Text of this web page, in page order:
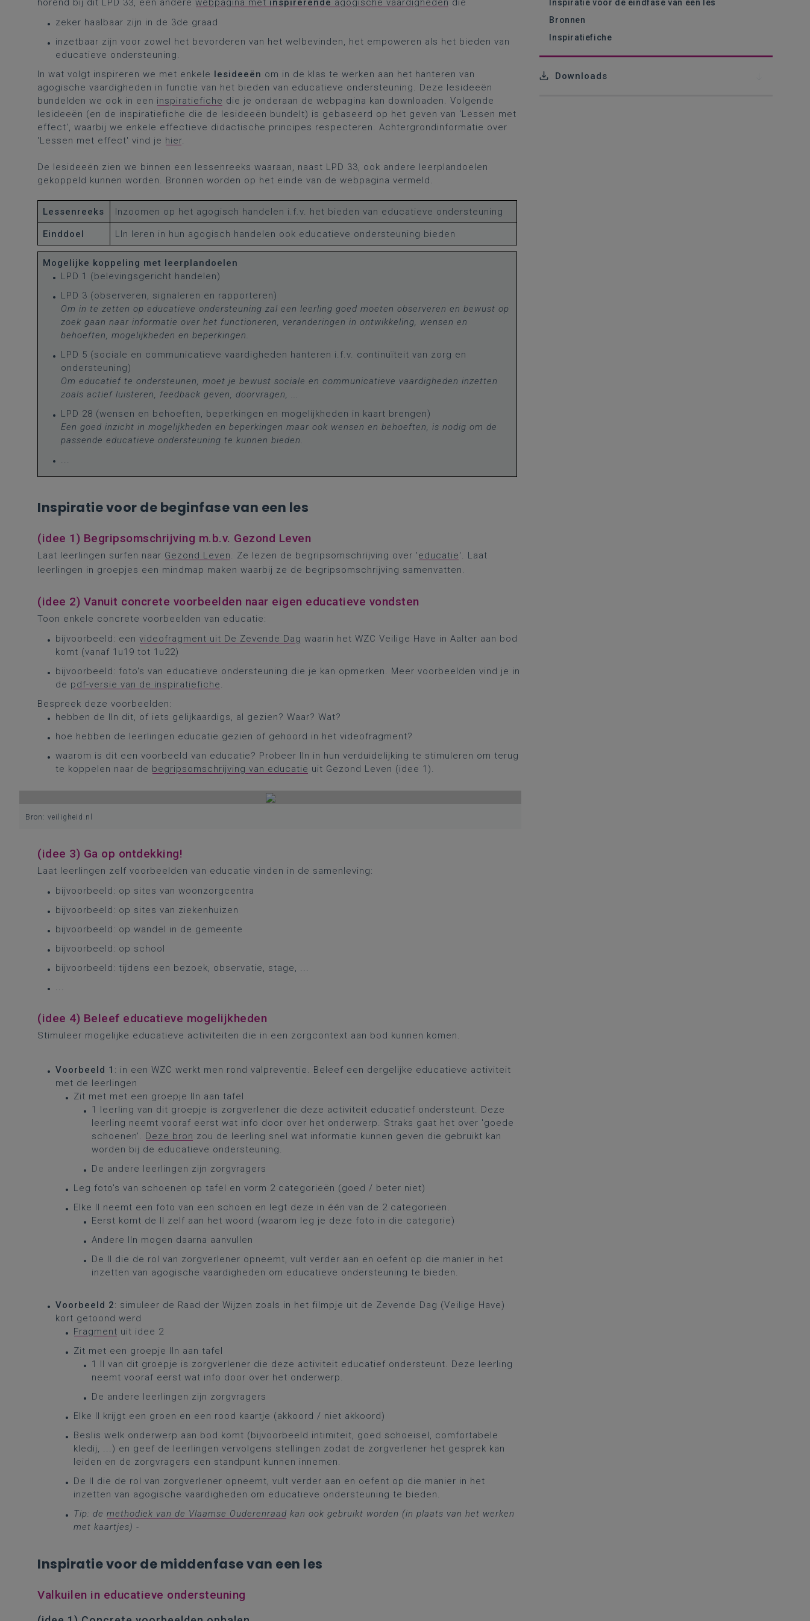
Inspiratie voor de eindfase van een les
Bronnen
Inspiratiefiche
Downloads
horend bij dit LPD 33, een andere webpagina met inspirerende agogische vaardigheden die
zeker haalbaar zijn in de 3de graad
inzetbaar zijn voor zowel het bevorderen van het welbevinden, het empoweren als het bieden van
educatieve ondersteuning.
In wat volgt inspireren we met enkele lesideeën om in de klas te werken aan het hanteren van
agogische vaardigheden in functie van het bieden van educatieve ondersteuning. Deze lesideeën
bundelden we ook in een inspiratiefiche die je onderaan de webpagina kan downloaden. Volgende
lesideeën (en de inspiratiefiche die de lesideeën bundelt) is gebaseerd op het geven van 'Lessen met
effect', waarbij we enkele effectieve didactische principes respecteren. Achtergrondinformatie over
'Lessen met effect' vind je hier.
De lesideeën zien we binnen een lessenreeks waaraan, naast LPD 33, ook andere leerplandoelen
gekoppeld kunnen worden. Bronnen worden op het einde van de webpagina vermeld.
Lessenreeks Inzoomen op het agogisch handelen i.f.v. het bieden van educatieve ondersteuning
Einddoel Lln leren in hun agogisch handelen ook educatieve ondersteuning bieden
Mogelijke koppeling met leerplandoelen
LPD 1 (belevingsgericht handelen)
LPD 3 (observeren, signaleren en rapporteren)
Om in te zetten op educatieve ondersteuning zal een leerling goed moeten observeren en bewust op
zoek gaan naar informatie over het functioneren, veranderingen in ontwikkeling, wensen en
behoeften, mogelijkheden en beperkingen.
LPD 5 (sociale en communicatieve vaardigheden hanteren i.f.v. continuïteit van zorg en
ondersteuning)
Om educatief te ondersteunen, moet je bewust sociale en communicatieve vaardigheden inzetten
zoals actief luisteren, feedback geven, doorvragen, ...
LPD 28 (wensen en behoeften, beperkingen en mogelijkheden in kaart brengen)
Een goed inzicht in mogelijkheden en beperkingen maar ook wensen en behoeften, is nodig om de
passende educatieve ondersteuning te kunnen bieden.
...
Inspiratie voor de beginfase van een les
(idee 1) Begripsomschrijving m.b.v. Gezond Leven
Laat leerlingen surfen naar Gezond Leven. Ze lezen de begripsomschrijving over 'educatie'. Laat
leerlingen in groepjes een mindmap maken waarbij ze de begripsomschrijving samenvatten.
(idee 2) Vanuit concrete voorbeelden naar eigen educatieve vondsten
Toon enkele concrete voorbeelden van educatie:
bijvoorbeeld: een videofragment uit De Zevende Dag waarin het WZC Veilige Have in Aalter aan bod
komt (vanaf 1u19 tot 1u22)
bijvoorbeeld: foto's van educatieve ondersteuning die je kan opmerken. Meer voorbeelden vind je in
de pdf-versie van de inspiratiefiche.
Bespreek deze voorbeelden:
hebben de lln dit, of iets gelijkaardigs, al gezien? Waar? Wat?
hoe hebben de leerlingen educatie gezien of gehoord in het videofragment?
waarom is dit een voorbeeld van educatie? Probeer lln in hun verduidelijking te stimuleren om terug
te koppelen naar de begripsomschrijving van educatie uit Gezond Leven (idee 1).
Bron: veiligheid.nl
(idee 3) Ga op ontdekking!
Laat leerlingen zelf voorbeelden van educatie vinden in de samenleving:
bijvoorbeeld: op sites van woonzorgcentra
bijvoorbeeld: op sites van ziekenhuizen
bijvoorbeeld: op wandel in de gemeente
bijvoorbeeld: op school
bijvoorbeeld: tijdens een bezoek, observatie, stage, ...
...
(idee 4) Beleef educatieve mogelijkheden
Stimuleer mogelijke educatieve activiteiten die in een zorgcontext aan bod kunnen komen.
Voorbeeld 1 : in een WZC werkt men rond valpreventie. Beleef een dergelijke educatieve activiteit
met de leerlingen
Zit met met een groepje lln aan tafel
1 leerling van dit groepje is zorgverlener die deze activiteit educatief ondersteunt. Deze
leerling neemt vooraf eerst wat info door over het onderwerp. Straks gaat het over 'goede
schoenen'. Deze bron zou de leerling snel wat informatie kunnen geven die gebruikt kan
worden bij de educatieve ondersteuning.
De andere leerlingen zijn zorgvragers
Leg foto's van schoenen op tafel en vorm 2 categorieën (goed / beter niet)
Elke ll neemt een foto van een schoen en legt deze in één van de 2 categorieën.
Eerst komt de ll zelf aan het woord (waarom leg je deze foto in die categorie)
Andere lln mogen daarna aanvullen
De ll die de rol van zorgverlener opneemt, vult verder aan en oefent op die manier in het
inzetten van agogische vaardigheden om educatieve ondersteuning te bieden.
Voorbeeld 2: simuleer de Raad der Wijzen zoals in het filmpje uit de Zevende Dag (Veilige Have)
kort getoond werd
Fragment uit idee 2
Zit met een groepje lln aan tafel
1 ll van dit groepje is zorgverlener die deze activiteit educatief ondersteunt. Deze leerling
neemt vooraf eerst wat info door over het onderwerp.
De andere leerlingen zijn zorgvragers
Elke ll krijgt een groen en een rood kaartje (akkoord / niet akkoord)
Beslis welk onderwerp aan bod komt (bijvoorbeeld intimiteit, goed schoeisel, comfortabele
kledij, ...) en geef de leerlingen vervolgens stellingen zodat de zorgverlener het gesprek kan
leiden en de zorgvragers een standpunt kunnen innemen.
De ll die de rol van zorgverlener opneemt, vult verder aan en oefent op die manier in het
inzetten van agogische vaardigheden om educatieve ondersteuning te bieden.
Tip: de methodiek van de Vlaamse Ouderenraad kan ook gebruikt worden (in plaats van het werken
met kaartjes) -
Inspiratie voor de middenfase van een les
Valkuilen in educatieve ondersteuning